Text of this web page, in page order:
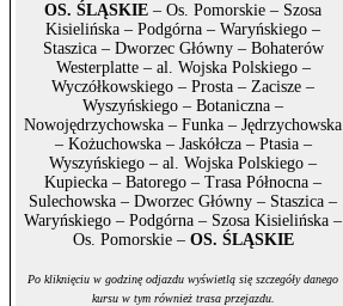
OS. ŚLĄSKIE – Os. Pomorskie – Szosa
Kisielińska – Podgórna – Waryńskiego –
Staszica – Dworzec Główny – Bohaterów
Westerplatte – al. Wojska Polskiego –
Wyczółkowskiego – Prosta – Zacisze –
Wyszyńskiego – Botaniczna –
Nowojędrzychowska – Funka – Jędrzychowska
– Kożuchowska – Jaskółcza – Ptasia –
Wyszyńskiego – al. Wojska Polskiego –
Kupiecka – Batorego – Trasa Północna –
Sulechowska – Dworzec Główny – Staszica –
Waryńskiego – Podgórna – Szosa Kisielińska –
Os. Pomorskie – OS. ŚLĄSKIE
Po kliknięciu w godzinę odjazdu wyświetlą się szczegóły danego
kursu w tym również trasa przejazdu.